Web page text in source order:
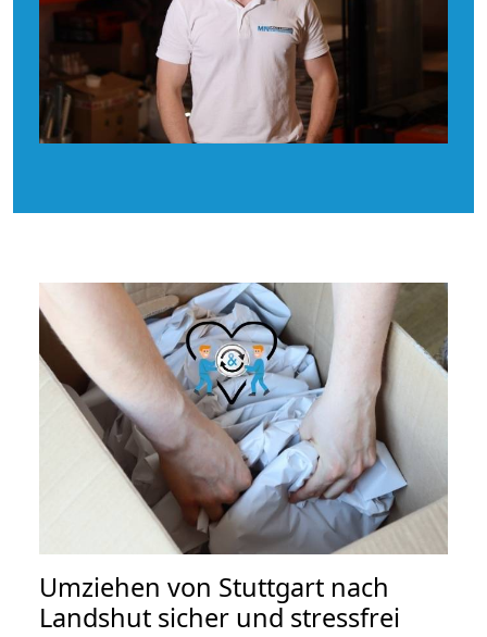
Umziehen von Stuttgart nach
Landshut sicher und stressfrei